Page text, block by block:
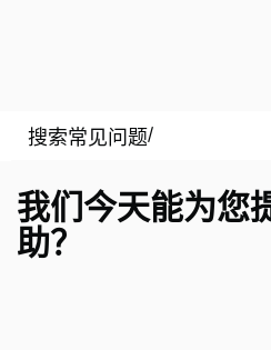
我们今天能为您
助？